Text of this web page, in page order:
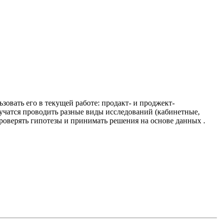
его в текущей работе: продакт- и проджект-
проводить разные виды исследований (кабинетные,
гипотезы и принимать решения на основе данных .